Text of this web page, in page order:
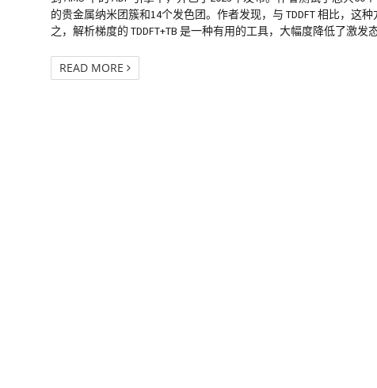
的贵金属纳米团簇和14个发色团。作者发现，与 TDDFT 相比，
之，解析梯度的 TDDFT+TB 是一种有用的工具，大幅度降低了激发
READ MORE